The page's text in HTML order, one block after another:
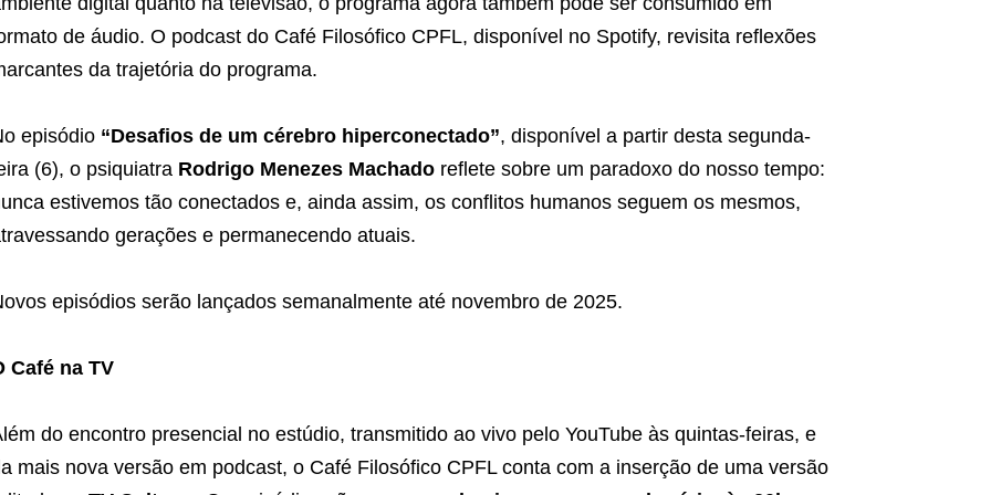
de áudio. O podcast do Café Filosófico CPFL, disponível no Spotify, revisita reflexões
da trajetória do programa.
episódio “Desafios de um cérebro hiperconectado”, disponível a partir desta segunda-
(6), o psiquiatra Rodrigo Menezes Machadoreflete sobre um paradoxo do nosso tempo:
estivemos tão conectados e, ainda assim, os conflitos humanos seguem os mesmos,
gerações e permanecendo atuais.
episódios serão lançados semanalmente até novembro de 2025.
Café na TV
do encontro presencial no estúdio, transmitido ao vivo pelo YouTube às quintas-feiras, e
mais nova versão em podcast, o Café Filosófico CPFL conta com a inserção de uma versão